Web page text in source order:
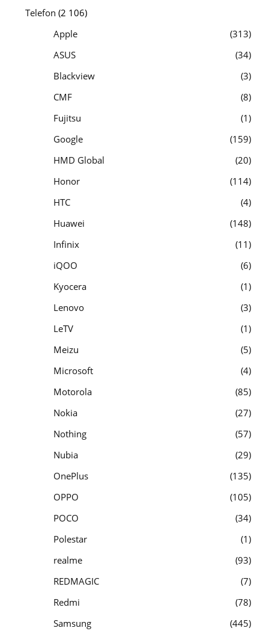
Telefon (2 106)
Apple
313
ASUS
34
Blackview
3
CMF
8
Fujitsu
1
Google
159
HMD Global
20
Honor
114
HTC
4
Huawei
148
Infinix
11
iQOO
6
Kyocera
1
Lenovo
3
LeTV
1
Meizu
5
Microsoft
4
Motorola
85
Nokia
27
Nothing
57
Nubia
29
OnePlus
135
OPPO
105
POCO
34
Polestar
1
realme
93
REDMAGIC
7
Redmi
78
Samsung
445